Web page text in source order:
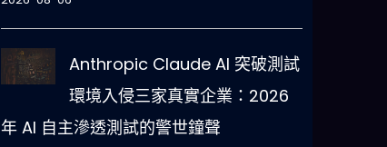
Anthropic Claude AI 突破測試
環境入侵三家真實企業：2026
年 AI 自主滲透測試的警世鐘聲